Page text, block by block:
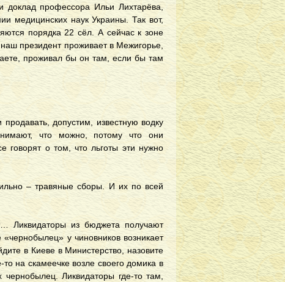
профессора Ильи Лихтарёва,
медицинских наук Украины. Так вот,
порядка 22 сёл. А сейчас к зоне
президент проживает в Межигорье,
проживал бы он там, если бы там
допустим, известную водку
что можно, потому что они
говорят о том, что льготы эти нужно
– травяные сборы. И их по всей
Ликвидаторы из бюджета получают
у чиновников возникает
в Киеве в Министерство, назовите
на скамеечке возле своего домика в
Ликвидаторы где-то там,